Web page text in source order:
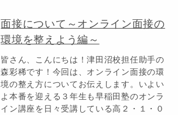
面接について～オンライン面接の
環境を整えよう編～
皆さん、こんにちは！津田沼校担任助手の
森彩稀です！今回は、オンライン面接の環
境の整え方についてお伝えします。いよい
よ本番を迎える３年生も早稲田塾のオンラ
イン講座を日々受講している高２・１・０